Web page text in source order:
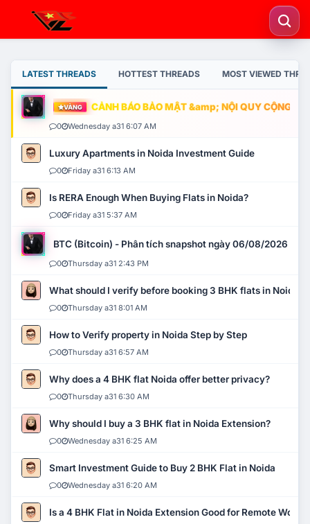
LATEST THREADS HOTTEST THREADS MOST VIEWED
VÀNG CẢNH BÁO BẢO MẬT &amp; NỘI QUY CỘNG
0 Wednesday a31 6:07 AM
Luxury Apartments in Noida Investment Guide
0 Friday a31 6:13 AM
Is RERA Enough When Buying Flats in Noida?
0 Friday a31 5:37 AM
BTC (Bitcoin) - Phân tích snapshot ngày 06/08/2026
0 Thursday a31 2:43 PM
What should I verify before booking 3 BHK flats in Noida?
0 Thursday a31 8:01 AM
How to Verify property in Noida Step by Step
0 Thursday a31 6:57 AM
Why does a 4 BHK flat Noida offer better privacy?
0 Thursday a31 6:30 AM
Why should I buy a 3 BHK flat in Noida Extension?
0 Wednesday a31 6:25 AM
Smart Investment Guide to Buy 2 BHK Flat in Noida
0 Wednesday a31 6:20 AM
Is a 4 BHK Flat in Noida Extension Good for Remote Work?